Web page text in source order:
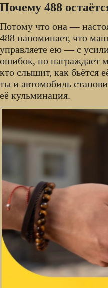
Почему 488
Потому что она —
488 напоминает, что
управляете ею — с
ошибок, но награждает
кто слышит, как бьётся
ты и автомобиль
её кульминация.